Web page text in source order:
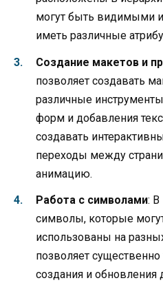
могут быть видимыми
иметь различные
Создание макетов и
позволяет создавать
различные
форм и добавления
создавать
переходы между
анимацию.
Работа с символами: В
символы, которые
использованы на
позволяет
создания и обновления